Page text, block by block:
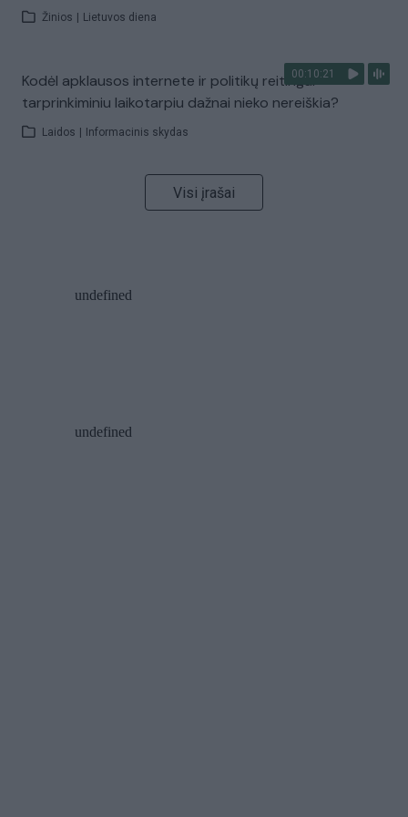
Žinios Lietuvos diena
00:10:21
Kodėl apklausos internete ir politikų reitingai
tarprinkiminiu laikotarpiu dažnai nieko nereiškia?
Laidos Informacinis skydas
Visi įrašai